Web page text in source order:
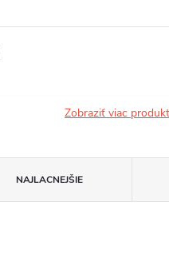
Zobraziť viac
NAJLACNEJŠIE